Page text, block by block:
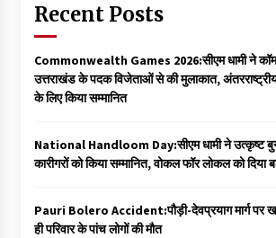
Recent Posts
Commonwealth Games 2026:सीएम धामी ने
उत्तराखंड के पदक विजेताओं से की मुलाकात,
के लिए किया सम्मानित
National Handloom Day:सीएम धामी ने उत्कृष्ट
कारीगरों को किया सम्मानित, वोकल फॉर लोकल को दिया
Pauri Bolero Accident:पौड़ी-देवप्रयाग मार्ग पर
ही परिवार के पांच लोगों की मौत